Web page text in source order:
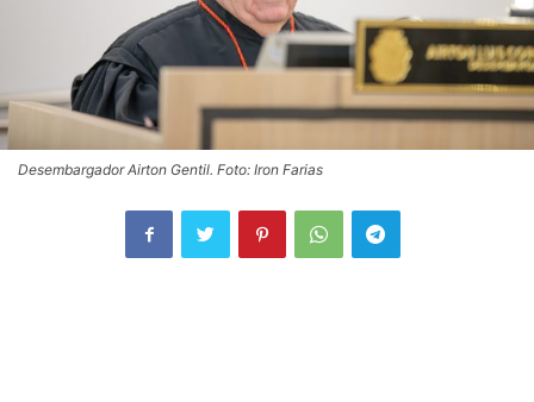
Desembargador Airton Gentil. Foto: Iron Farias